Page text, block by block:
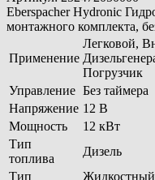
Eberspacher Hydronic
монтажного комплекта,
Применение
Легковой,
Погрузчик
Управление Без таймера
Напряжение 12 В
Мощность
12 кВт
Тип
топлива
Дизель
Тип
Жидкостный